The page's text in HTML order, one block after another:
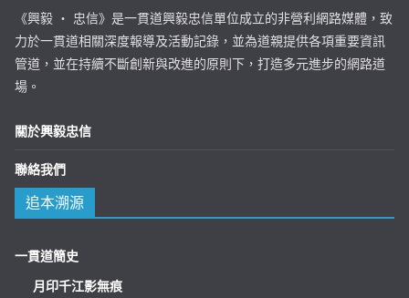
《興毅 ‧ 忠信》是一貫道興毅忠信單位成立的非營利網路媒體，致
力於一貫道相關深度報導及活動記錄，並為道親提供各項重要資訊
管道，並在持續不斷創新與改進的原則下，打造多元進步的網路道
場。
關於興毅忠信
聯絡我們
追本溯源
一貫道簡史
月印千江影無痕